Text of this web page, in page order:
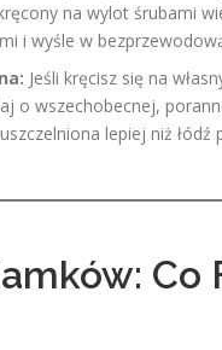
na wylot śrubami
i wyśle w
Jeśli kręcisz się na
o wszechobecnej,
lepiej niż łódź